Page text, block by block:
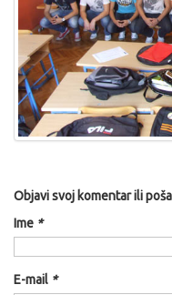
Objavi svoj komentar ili
Ime *
E-mail *